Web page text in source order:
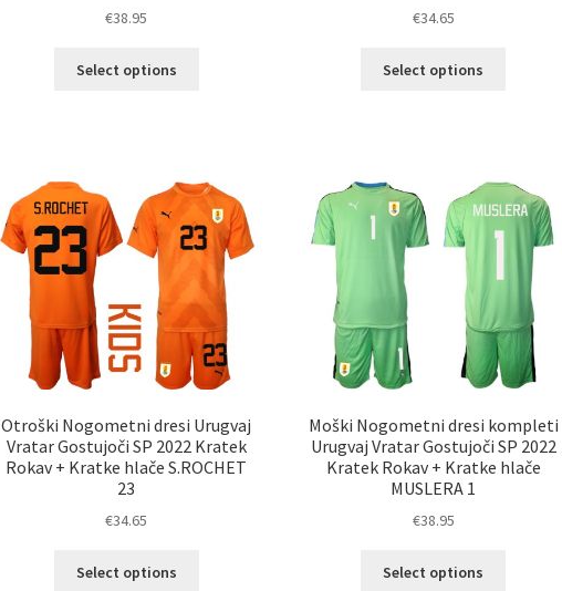
€38.95
Select options
Možnosti
lahko
izberete
na
strani
izdelka
€34.65
Select options
Možnosti
lahko
izberete
strani
izdelka
Otroški Nogometni dresi Urugvaj
Vratar Gostujoči SP 2022 Kratek
Rokav + Kratke hlače S.ROCHET
23
€34.65
Select options
Moški Nogometni dresi kompleti
Urugvaj Vratar Gostujoči SP 2022
Kratek Rokav + Kratke hlače
MUSLERA 1
€38.95
Select options